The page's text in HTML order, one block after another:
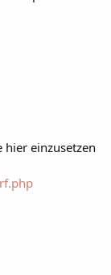
hier einzusetzen